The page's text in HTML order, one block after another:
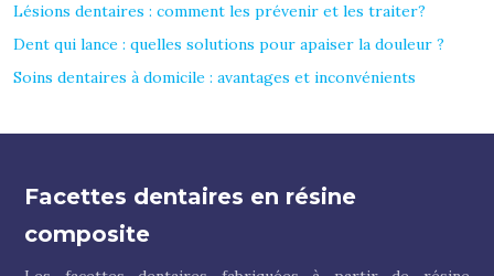
Lésions dentaires : comment les prévenir et les traiter?
Dent qui lance : quelles solutions pour apaiser la douleur ?
Soins dentaires à domicile : avantages et inconvénients
Facettes dentaires en résine
composite